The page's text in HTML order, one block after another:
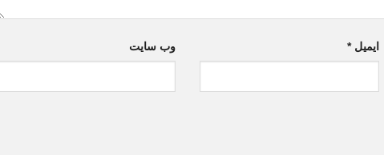
ایمیل* وب‌ سایت